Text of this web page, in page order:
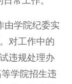
由学院纪委实
对工作中的
违规处理办
学院招生违